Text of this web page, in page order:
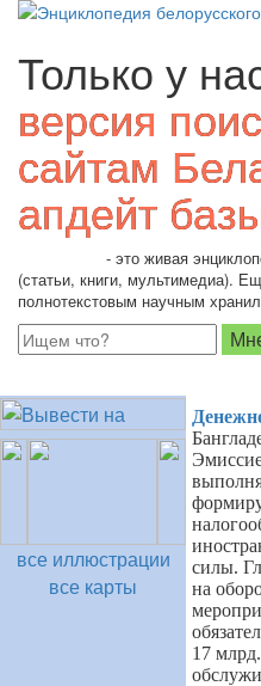
Только у
версия
сайтам
апдейт
- это живая
(статьи, книги, мультимедиа).
полнотекстовым научным
все иллюстрации
все карты
силы.
на
17